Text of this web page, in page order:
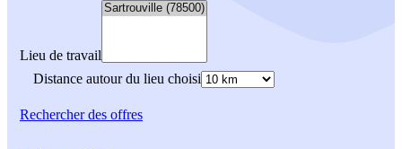
Lieu de travail
Distance autour du lieu choisi
Rechercherdes offres